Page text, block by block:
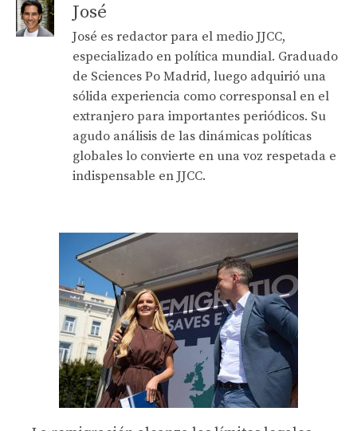
José
José es redactor para el medio JJCC,
especializado en política mundial. Graduado
de Sciences Po Madrid, luego adquirió una
sólida experiencia como corresponsal en el
extranjero para importantes periódicos. Su
agudo análisis de las dinámicas políticas
globales lo convierte en una voz respetada e
indispensable en JJCC.